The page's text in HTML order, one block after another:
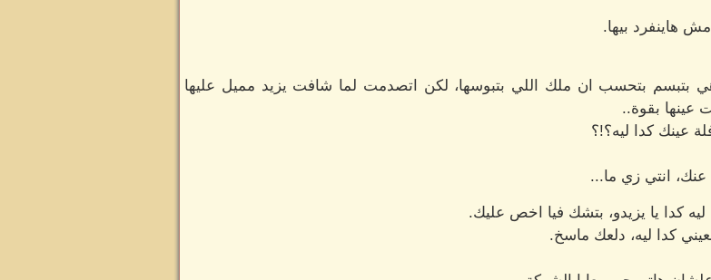
هاينفرد بيها.
بتحسب ان ملك اللي بتبوسها، لكن اتصدمت لما شافت يزيد مميل عليها
عينها بقوة..
عينك كدا ليه؟!؟
انتي زي ما...
كدا يا يزيدو، بتشك فيا اخص عليك.
كدا ليه، دلعك ماسخ.